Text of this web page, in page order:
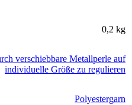
0,2 kg
verschiebbare Metallperle auf
individuelle Größe zu regulieren
Polyestergarn